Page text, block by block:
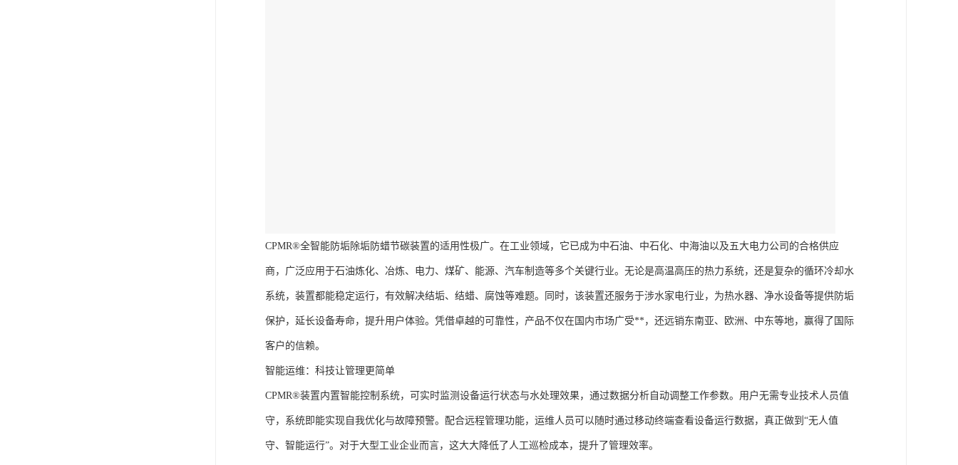
CPMR®全智能防垢除垢防蜡节碳装置的适用性极广。在工业领域，它已成为中石油、中石化、中海油以及五大电力公司的合格供应
商，广泛应用于石油炼化、冶炼、电力、煤矿、能源、汽车制造等多个关键行业。无论是高温高压的热力系统，还是复杂的循环冷却水
系统，装置都能稳定运行，有效解决结垢、结蜡、腐蚀等难题。同时，该装置还服务于涉水家电行业，为热水器、净水设备等提供防垢
保护，延长设备寿命，提升用户体验。凭借卓越的可靠性，产品不仅在国内市场广受**，还远销东南亚、欧洲、中东等地，赢得了国际
客户的信赖。
智能运维：科技让管理更简单
CPMR®装置内置智能控制系统，可实时监测设备运行状态与水处理效果，通过数据分析自动调整工作参数。用户无需专业技术人员值
守，系统即能实现自我优化与故障预警。配合远程管理功能，运维人员可以随时通过移动终端查看设备运行数据，真正做到“无人值
守、智能运行”。对于大型工业企业而言，这大大降低了人工巡检成本，提升了管理效率。